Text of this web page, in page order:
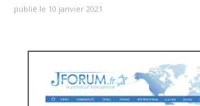
publié le 10 janvier 2021